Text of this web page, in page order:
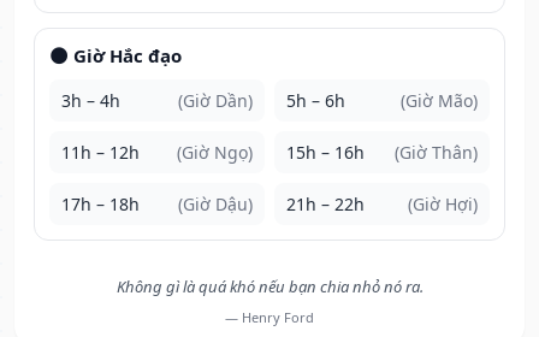
🌑 Giờ Hắc đạo
3h – 4h (Giờ Dần) 5h – 6h (Giờ Mão)
11h – 12h (Giờ Ngọ) 15h – 16h (Giờ Thân)
17h – 18h (Giờ Dậu) 21h – 22h (Giờ Hợi)
Không gì là quá khó nếu bạn chia nhỏ nó ra.
— Henry Ford